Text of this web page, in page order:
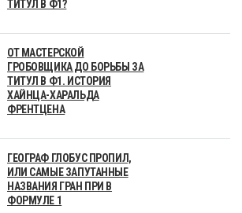
ТИТУЛ В Ф1?
ОТ МАСТЕРСКОЙ
ГРОБОВЩИКА ДО БОРЬБЫ ЗА
ТИТУЛ В Ф1. ИСТОРИЯ
ХАЙНЦА-ХАРАЛЬДА
ФРЕНТЦЕНА
ГЕОГРАФ ГЛОБУС ПРОПИЛ,
ИЛИ САМЫЕ ЗАПУТАННЫЕ
НАЗВАНИЯ ГРАН ПРИ В
ФОРМУЛЕ 1